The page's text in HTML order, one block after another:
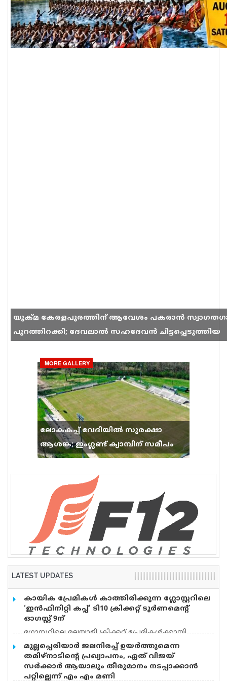
യുക്മ കേരളപൂരത്തിന് ആവേശം പകരാൻ
പുറത്തിറക്കി; ദേവലാൽ സഹദേവൻ ചിട്ടപ്പെടുത്തിയ
MORE GALLERY
ലോകകപ്പ് വേദിയിൽ സുരക്ഷാ
ആശങ്ക; ഇംഗ്ലണ്ട് ക്യാമ്പിന് സമീപം
വെടിവെപ്പ്, 9 പേർക്ക് പരിക്ക്
LATEST UPDATES
കായിക പ്രേമികള്‍ കാത്തിരിക്കുന്ന ഗ്ലോസ്റ്ററിലെ
‘ഇന്‍ഫിനിറ്റി കപ്പ്’ ടി10 ക്രിക്കറ്റ് ടൂര്‍ണമെന്റ്
ഓഗസ്റ്റ് 9ന്
ഗ്ലോസ്റ്ററിലെ മലയാളി ക്രിക്കറ്റ് പ്രേമികള്‍ക്കായി
ആവേശമുണര്‍ത്തുന്ന ‘ഇന്‍ഫിനിറ്റി കപ്പ് – സീസണ്‍ 3’
ടി10 ക്രിക്കറ്റ് ടൂര്‍ണമെന്റ് ഓഗസ്റ്റ് 9-ന് ടഫ്ലി പാര്‍ക്ക്
ക്രിക്കറ്റ് ഗ്രൗണ്ടില്‍ നടക്കും. യുകെയിലെ പ്രമുഖ
മോര്‍ട്ട്ഗേജ് അഡൈ്വസിങ് സ്ഥാപനമായ ഇന്‍ഫിനിറ്റി
മുല്ലപ്പെരിയാർ ജലനിരപ്പ് ഉയർത്തുമെന്ന
തമിഴ്നാടിന്റെ പ്രഖ്യാപനം, ഏത് വിജയ്
സർക്കാർ ആയാലും തീരുമാനം നടപ്പാക്കാൻ
പറ്റില്ലെന്ന് എം എം മണി